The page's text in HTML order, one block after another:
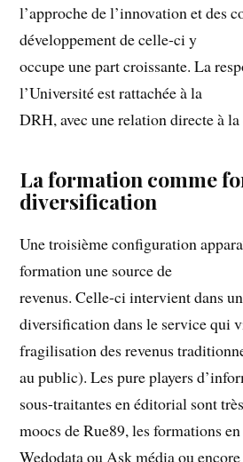
l’approche de l’innovation et des
développement de celle-ci y
occupe une part croissante. La
l’Université est rattachée à la
DRH, avec une relation directe à
La formation comme
diversification
Une troisième configuration
formation une source de
revenus. Celle-ci intervient dans
diversification dans le service qui
fragilisation des revenus
au public). Les pure players
sous-traitantes en éditorial sont
moocs de Rue89, les formations
Wedodata ou Ask média ou